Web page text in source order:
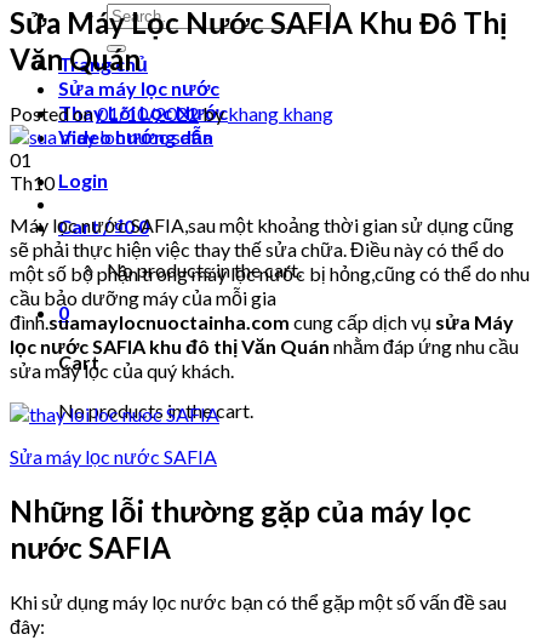
Search
for:
Trang chủ
Sửa máy lọc nước
Thay Lõi Lọc Nước
Video hướng dẫn
Login
Cart /₫00
No products in the cart.
0
Cart
No products in the cart.
Sửa Máy Lọc Nước SAFIA Khu Đô Thị
Văn Quán
Posted on01/10/2022bykhang khang
01
Th10
Máy lọc nước SAFIA,sau một khoảng thời gian sử dụng cũng
sẽ phải thực hiện việc thay thế sửa chữa. Điều này có thể do
một số bộ phận trong máy lọc nước bị hỏng,cũng có thể do nhu
cầu bảo dưỡng máy của mỗi gia
đình.suamaylocnuoctainha.com cung cấp dịch vụ sửa Máy
lọc nước SAFIA khu đô thị Văn Quán nhằm đáp ứng nhu cầu
sửa máy lọc của quý khách.
Sửa máy lọc nước SAFIA
Những lỗi thường gặp của máy lọc
nước SAFIA
Khi sử dụng máy lọc nước bạn có thể gặp một số vấn đề sau
đây: